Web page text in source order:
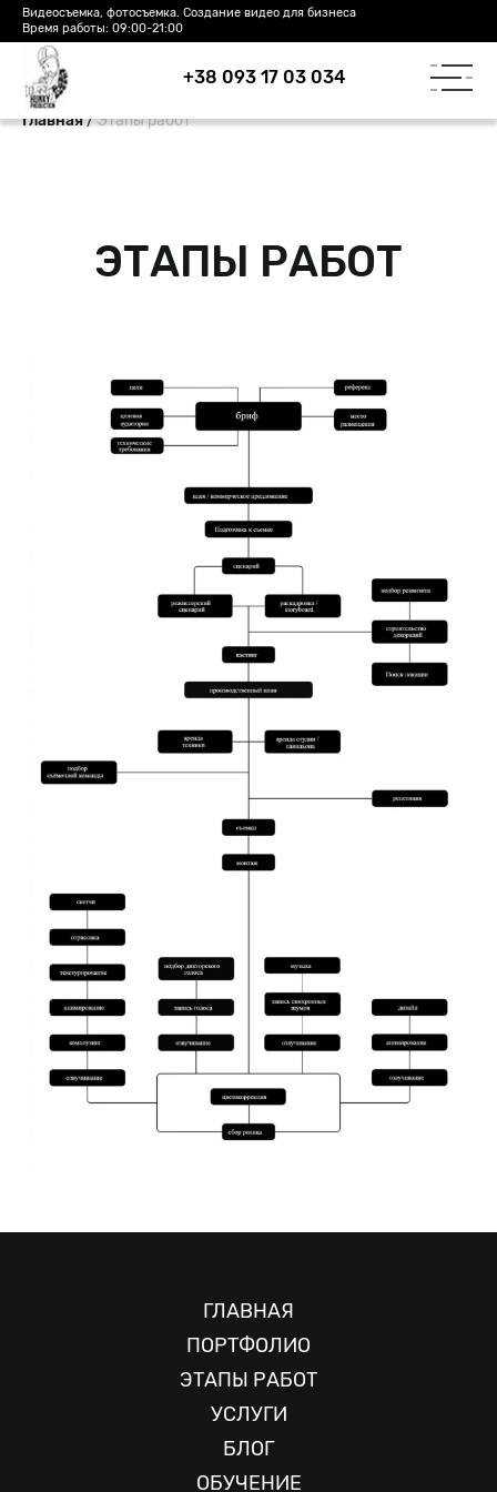
Видеосъемка, фотосъемка. Создание видео для бизнеса
Время работы: 09:00-21:00
+38 093 17 03 034
Главная/Этапы работ
ЭТАПЫ РАБОТ
ГЛАВНАЯ
ПОРТФОЛИО
ЭТАПЫ РАБОТ
УСЛУГИ
БЛОГ
ОБУЧЕНИЕ